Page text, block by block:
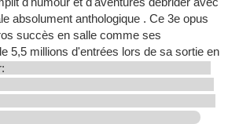
absolument anthologique . Ce 3e opus
succès en salle comme ses
5,5 millions d'entrées lors de sa sortie en